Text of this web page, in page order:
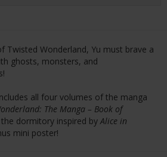
Twisted Wonderland, Yu must brave a
ghosts, monsters, and
all four volumes of the manga
The Manga – Book of
dormitory inspired byAlice in
mini poster!